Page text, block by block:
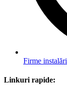
Firme
Linkuri rapide: